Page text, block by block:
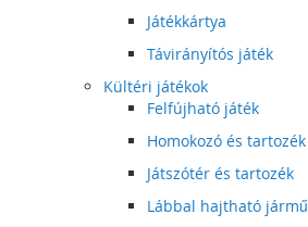
Játékkártya
Távirányítós játék
Kültéri játékok
Felfújható játék
Homokozó és tartozék
Játszótér és tartozék
Lábbal hajtható jármű